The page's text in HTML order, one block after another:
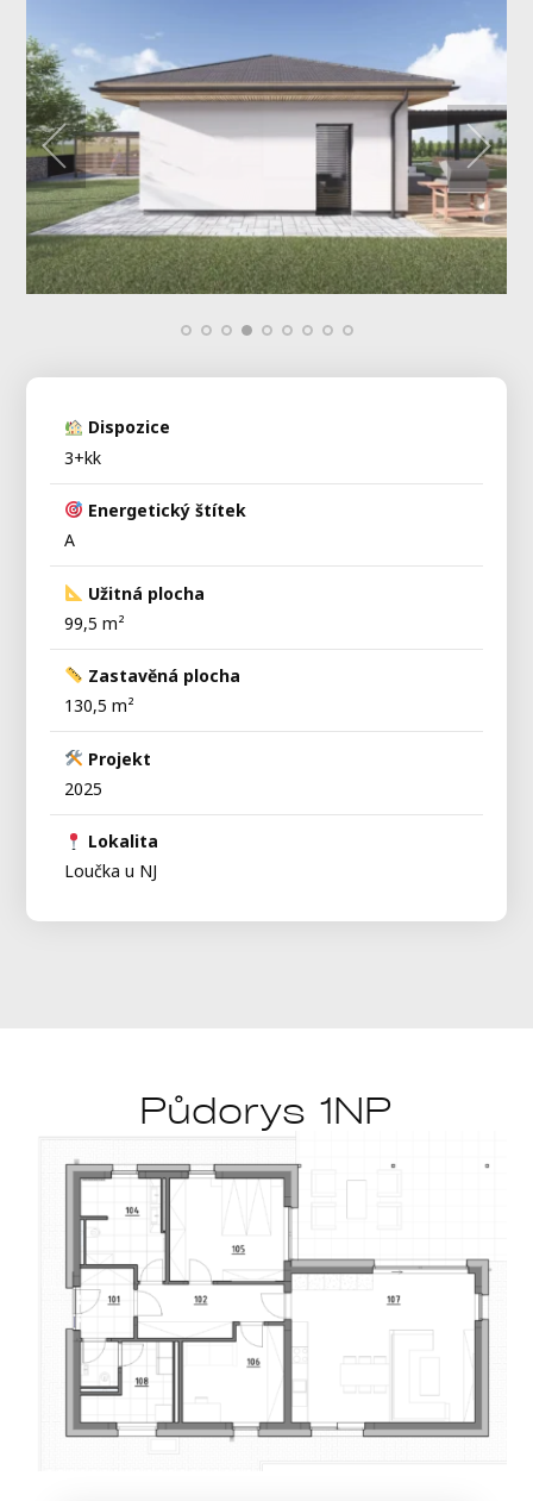
Dispozice
3+kk
Energetický štítek
A
Užitná plocha
99,5 m²
Zastavěná plocha
130,5 m²
Projekt
2025
Lokalita
Loučka u NJ
Půdorys 1NP